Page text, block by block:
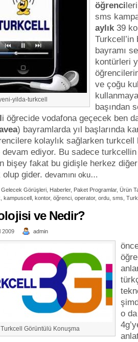
yilda-turkcell
öğrenci
sms
aylık 39
Turkcell’in
bayramı
kontürleri
ve çoğu
başından
i öğrecide vodafona geçecek ben
) bayramlarda yıl başlarında
kolaylık sağlarken
devam ediyor. Bu sadece
bişey fakat bu gidişle herkez
gider. devamını oku…
Gelecek Görüşleri Haberler, Paket Programlar, Ürün
kampuscell kontor, öğrenci operator, ordu sms
ve Nedir?
2009 admin
Görüntülü Konuşma
o